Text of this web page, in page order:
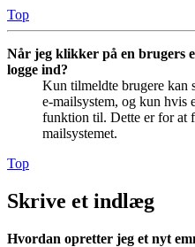
Top
Når jeg klikker på en brugers
logge ind?
Kun tilmeldte brugere kan
e-mailsystem, og kun hvis
funktion til. Dette er for at
mailsystemet.
Top
Skrive et indlæg
Hvordan opretter jeg et nyt